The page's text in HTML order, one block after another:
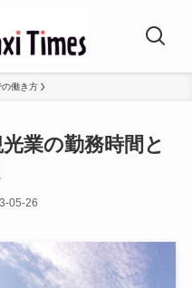
の働き方
業の勤務時間と
05-26